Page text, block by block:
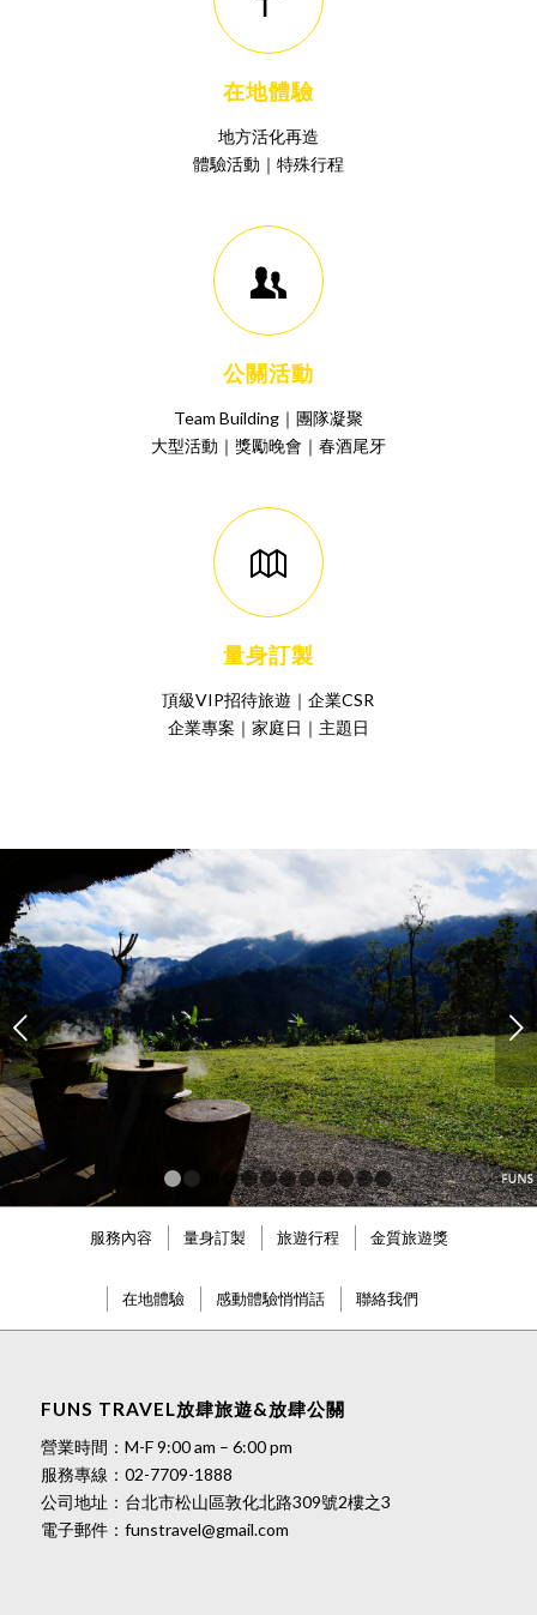
在地體驗
地方活化再造
體驗活動｜特殊行程
公關活動
Team Building｜團隊凝聚
大型活動｜獎勵晚會｜春酒尾牙
量身訂製
頂級VIP招待旅遊｜企業CSR
企業專案｜家庭日｜主題日
下一頁
1 2 3 4 5 6 7 8 9 10111213
服務內容 量身訂製 旅遊行程 金質旅遊獎
在地體驗 感動體驗悄悄話 聯絡我們
FUNS TRAVEL放肆旅遊&放肆公關
營業時間：M-F 9:00 am – 6:00 pm
服務專線： 02-7709-1888
公司地址：台北市松山區敦化北路309號2樓之3
電子郵件： funstravel@gmail.com